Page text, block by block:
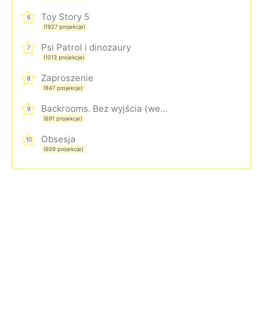
6 Toy Story 5
(1927 projekcje)
7 Psi Patrol i dinozaury
(1013 projekcje)
8 Zaproszenie
(947 projekcje)
9 Backrooms. Bez wyjścia (wersja rozszerzona)
(691 projekcje)
10 Obsesja
(609 projekcje)